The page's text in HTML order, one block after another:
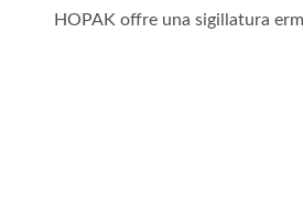
HOPAK offre una sigillatura